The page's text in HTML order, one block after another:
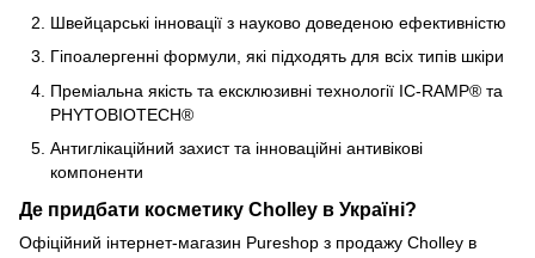
Швейцарські інновації з науково доведеною ефективністю
Гіпоалергенні формули, які підходять для всіх типів шкіри
Преміальна якість та ексклюзивні технології IC-RAMP® та
PHYTOBIOTECH®
Антиглікаційний захист та інноваційні антивікові
компоненти
Де придбати косметику Cholley в Україні?
Офіційний інтернет-магазин Pureshop з продажу Cholley в